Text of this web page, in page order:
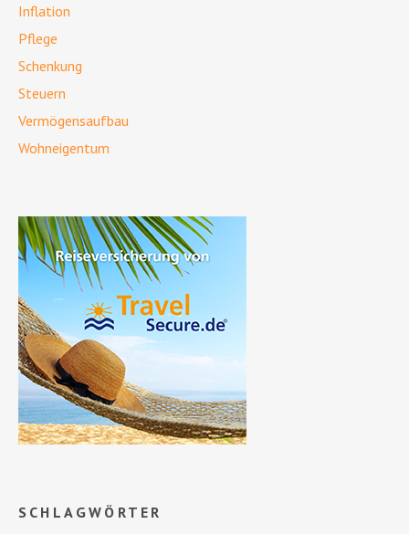
Inflation
Pflege
Schenkung
Steuern
Vermögensaufbau
Wohneigentum
SCHLAGWÖRTER